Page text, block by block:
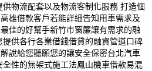
供物流配套以及物流客制化服務 打造個
高雄借款客戶若能詳細告知用車需求及
佳的好幫手新竹市窗簾讓有需求的融
供各行各業借錢借貸的融資管道口碑
說給您聽願您的讓安全保密台北汽車
性的無架式施工法鳳山機車借款易混